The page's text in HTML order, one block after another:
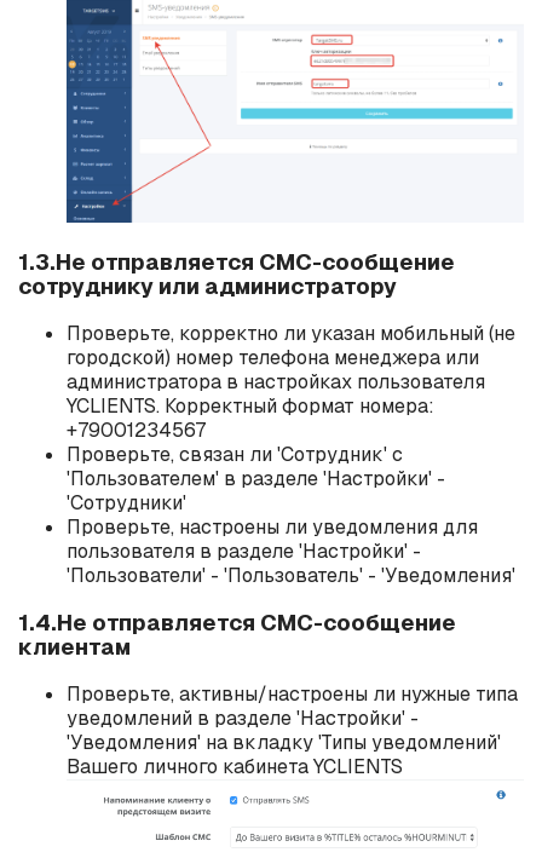
1.3.Не отправляется СМС-сообщение
сотруднику или администратору
Проверьте, корректно ли указан мобильный(не
городской) номер телефона менеджера или
администратора в настройках пользователя
YCLIENTS. Корректный формат номера:
+79001234567
Проверьте, связан ли 'Сотрудник' с
'Пользователем' в разделе 'Настройки' -
'Сотрудники'
Проверьте, настроены ли уведомления для
пользователя в разделе 'Настройки' -
'Пользователи' - 'Пользователь' - 'Уведомления'
1.4.Не отправляется СМС-сообщение
клиентам
Проверьте, активны/настроены ли нужные типа
уведомлений в разделе 'Настройки' -
'Уведомления' на вкладку 'Типы уведомлений'
Вашего личного кабинета YCLIENTS